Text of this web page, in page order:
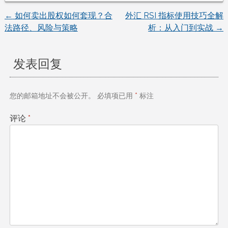
文
导
航
← 如何卖出股权如何套现？合
法路径、风险与策略
外汇 RSI 指标使用技巧全解
析：从入门到实战 →
发表回复
您的邮箱地址不会被公开。 必填项已用 * 标注
评论 *